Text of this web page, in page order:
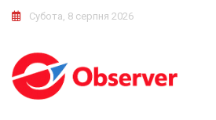
Субота, 8 серпня 2026